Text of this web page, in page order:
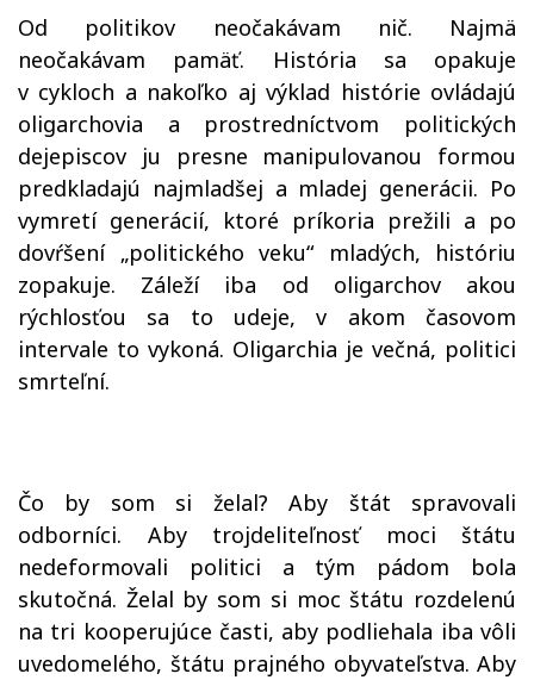
Od politikov neočakávam nič. Najmä
neočakávam pamäť. História sa opakuje
v cykloch a nakoľko aj výklad histórie ovládajú
oligarchovia a prostredníctvom politických
dejepiscov ju presne manipulovanou formou
predkladajú najmladšej a mladej generácii. Po
vymretí generácií, ktoré príkoria prežili a po
dovŕšení „politického veku“ mladých, históriu
zopakuje. Záleží iba od oligarchov akou
rýchlosťou sa to udeje, v akom časovom
intervale to vykoná. Oligarchia je večná, politici
smrteľní.
Čo by som si želal? Aby štát spravovali
odborníci. Aby trojdeliteľnosť moci štátu
nedeformovali politici a tým pádom bola
skutočná. Želal by som si moc štátu rozdelenú
na tri kooperujúce časti, aby podliehala iba vôli
uvedomelého, štátu prajného obyvateľstva. Aby